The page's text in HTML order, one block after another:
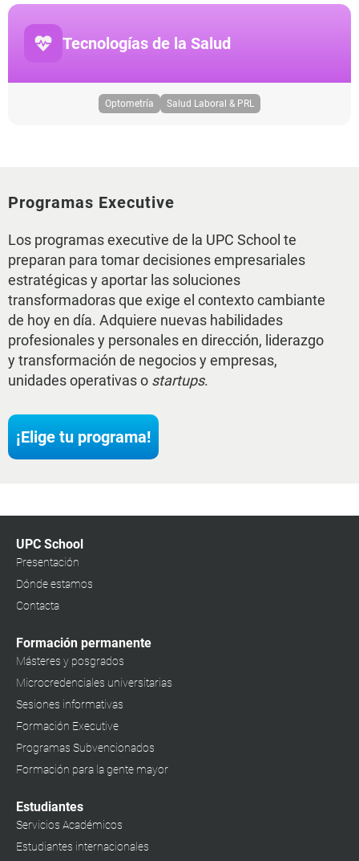
Tecnologías de la Salud
Optometría Salud Laboral & PRL
Programas Executive
Los programas executive de la UPC School te
preparan para tomar decisiones empresariales
estratégicas y aportar las soluciones
transformadoras que exige el contexto cambiante
de hoy en día. Adquiere nuevas habilidades
profesionales y personales en dirección, liderazgo
y transformación de negocios y empresas,
unidades operativas o startups.
¡Elige tu programa!
UPC School
Presentación
Dónde estamos
Contacta
Formación permanente
Másteres y posgrados
Microcredenciales universitarias
Sesiones informativas
Formación Executive
Programas Subvencionados
Formación para la gente mayor
Estudiantes
Servicios Académicos
Estudiantes internacionales